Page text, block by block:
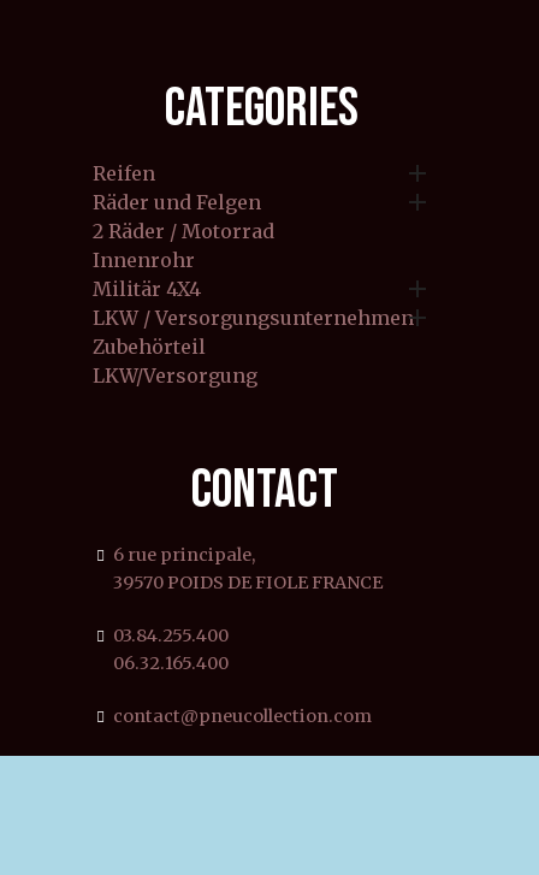
CATEGORIES
Reifen 
Räder und Felgen 
2 Räder / Motorrad
Innenrohr
Militär 4X4

LKW / Versorgungsunternehmen
Zubehörteil
LKW/Versorgung
CONTACT
6 rue principale,
39570 POIDS DE FIOLE FRANCE
03.84.255.400
06.32.165.400
contact@pneucollection.com